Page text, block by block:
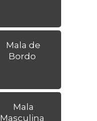
Mala de
Bordo
Mala
Masculina